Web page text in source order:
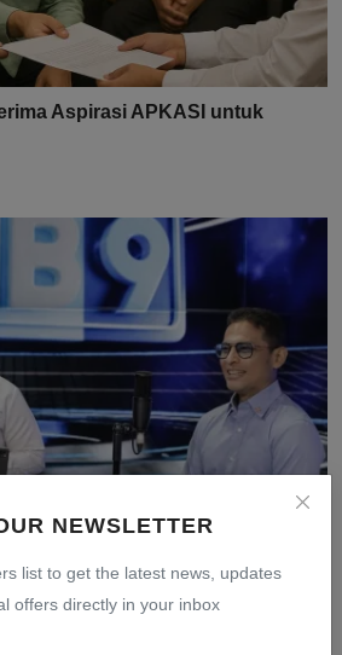
NEWSLETTER
list to get the latest news, updates
offers directly in your inbox
Aspirasi APKASI untuk